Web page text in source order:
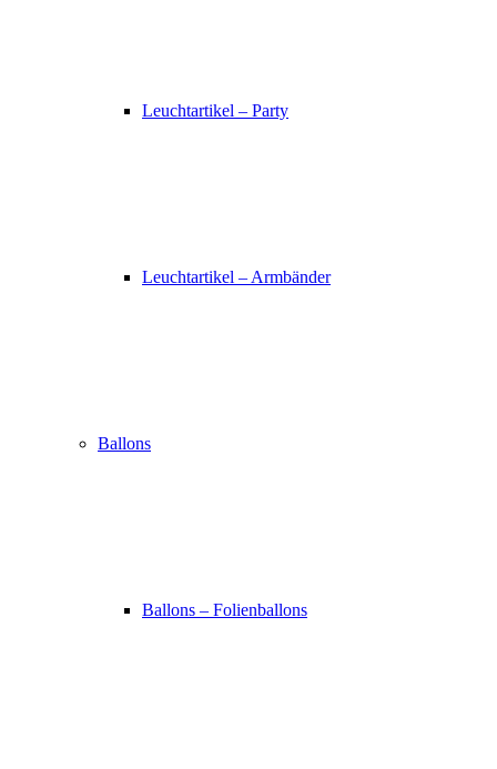
Leuchtartikel – Party
Leuchtartikel – Armbänder
Ballons
Ballons – Folienballons